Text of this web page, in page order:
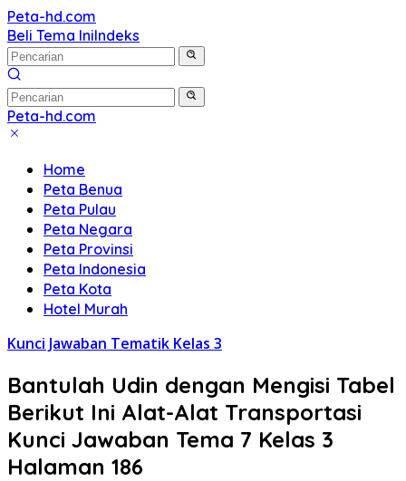
Langsung
ke
konten
Peta-hd.com
Kumpulan
Gambar
Peta
HD
Beli Tema IniIndeks
Peta-hd.com
Kumpulan
Peta
HD
Home
Peta Benua
Peta Pulau
Peta Negara
Peta Provinsi
Peta Indonesia
Peta Kota
Hotel Murah
Kunci Jawaban Tematik Kelas 3
Bantulah Udin dengan Mengisi Tabel
Berikut Ini Alat-Alat Transportasi
Kunci Jawaban Tema 7 Kelas 3
Halaman 186